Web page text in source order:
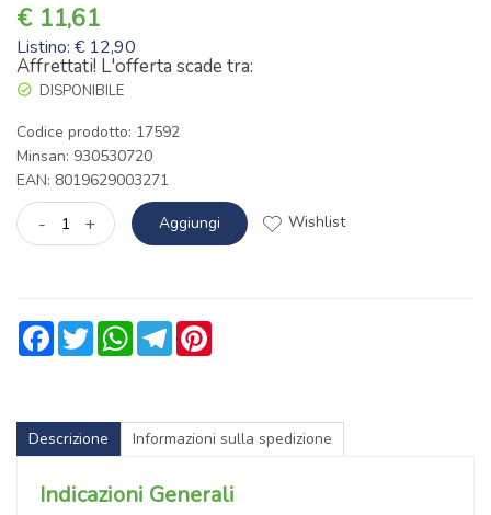
11,61
Listino: € 12,90
Affrettati! L'offerta scade tra:
DISPONIBILE
Codice prodotto: 17592
Minsan: 930530720
EAN: 8019629003271
- + Aggiungi Wishlist
FacebookTwitter WhatsApp
Telegram
Descrizione Informazioni sulla spedizione
Indicazioni Generali